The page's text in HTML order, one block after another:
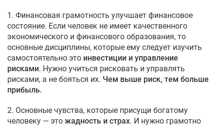
1. Финансовая грамотность улучшает финансовое
состояние. Если человек не имеет качественного
экономического и финансового образования, то
основные дисциплины, которые ему следует изучить
самостоятельно это инвестиции и управление
рисками. Нужно учиться рисковать и управлять
рисками, а не бояться их. Чем выше риск, тем больше
прибыль.
2. Основные чувства, которые присущи богатому
человеку — это жадность и страх. И нужно грамотно